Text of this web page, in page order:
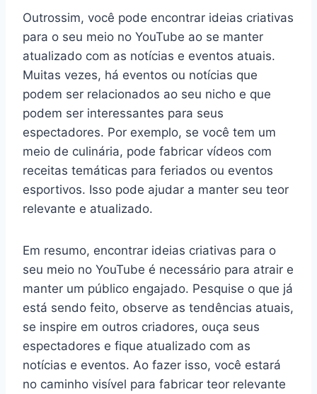
Outrossim, você pode encontrar ideias criativas
para o seu meio no YouTube ao se manter
atualizado com as notícias e eventos atuais.
Muitas vezes, há eventos ou notícias que
podem ser relacionados ao seu nicho e que
podem ser interessantes para seus
espectadores. Por exemplo, se você tem um
meio de culinária, pode fabricar vídeos com
receitas temáticas para feriados ou eventos
esportivos. Isso pode ajudar a manter seu teor
relevante e atualizado.
Em resumo, encontrar ideias criativas para o
seu meio no YouTube é necessário para atrair e
manter um público engajado. Pesquise o que já
está sendo feito, observe as tendências atuais,
se inspire em outros criadores, ouça seus
espectadores e fique atualizado com as
notícias e eventos. Ao fazer isso, você estará
no caminho visível para fabricar teor relevante